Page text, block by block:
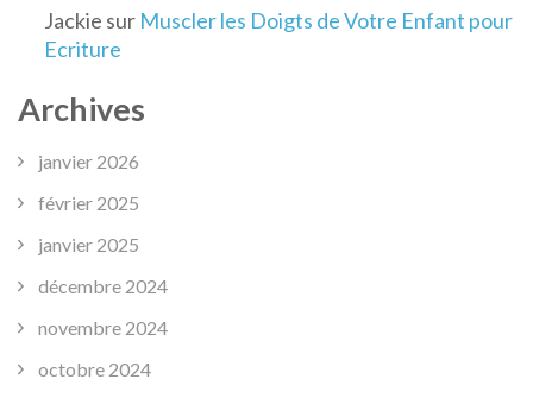
Jackie sur Muscler les Doigts de Votre Enfant pour
Ecriture
Archives
janvier 2026
février 2025
janvier 2025
décembre 2024
novembre 2024
octobre 2024